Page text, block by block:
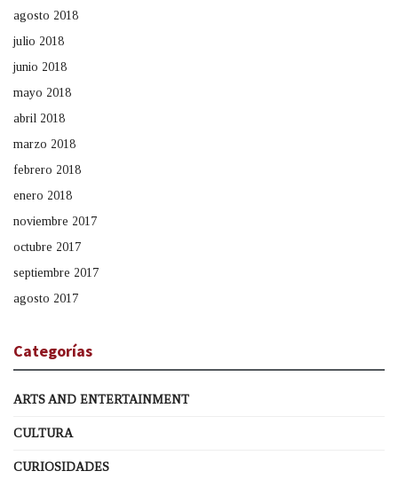
agosto 2018
julio 2018
junio 2018
mayo 2018
abril 2018
marzo 2018
febrero 2018
enero 2018
noviembre 2017
octubre 2017
septiembre 2017
agosto 2017
Categorías
ARTS AND ENTERTAINMENT
CULTURA
CURIOSIDADES